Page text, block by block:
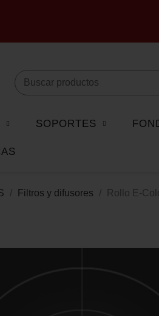
SOPORTES
Filtros y difusores Rollo E-